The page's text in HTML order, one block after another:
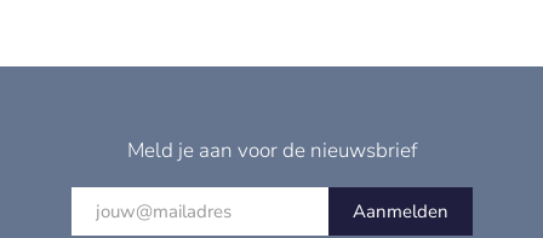
Meld je aan voor de nieuwsbrief
Aanmelden